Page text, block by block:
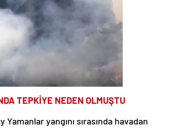
TEPKİYE NEDEN OLMUŞTU
yangını sırasında havadan